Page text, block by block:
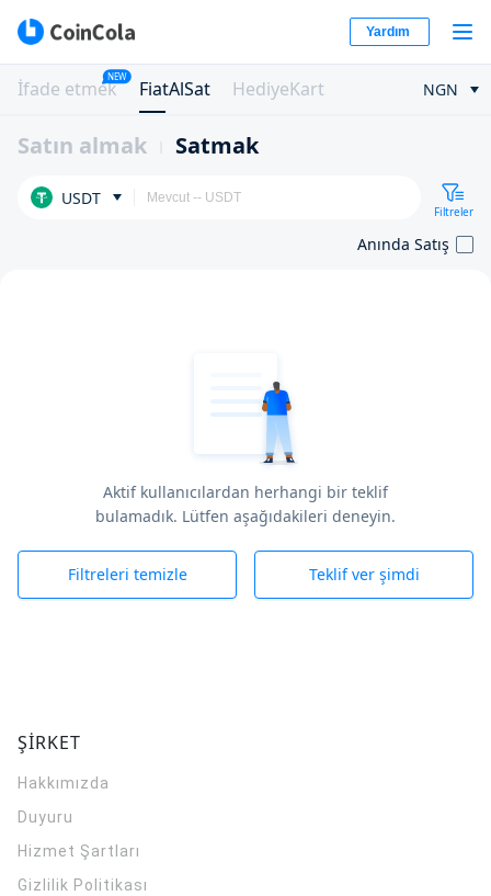
Yardım
İfade etmek
NEW
FiatAlSat HediyeKart NGN
Satın almak Satmak
USDT
Filtreler
Anında Satış
Aktif kullanıcılardan herhangi bir teklif
bulamadık. Lütfen aşağıdakileri deneyin.
Filtreleri temizle Teklif ver şimdi
ŞİRKET
Hakkımızda
Duyuru
Hizmet Şartları
Gizlilik Politikası